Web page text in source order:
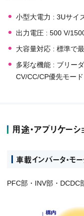
小型大電力 : 3Uサイ
出力電圧 : 500 V/
大容量対応 : 標準で
多彩な機能 : ブリー
CV/CC/CP優先モード
用途・アプリケーシ
車載インバータ・モ
PFC部・INV部・DCDC